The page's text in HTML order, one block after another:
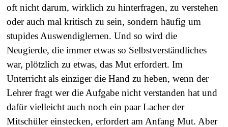
oft nicht darum, wirklich zu hinterfragen, zu verstehen
oder auch mal kritisch zu sein, sondern häufig um
stupides Auswendiglernen. Und so wird die
Neugierde, die immer etwas so Selbstverständliches
war, plötzlich zu etwas, das Mut erfordert. Im
Unterricht als einziger die Hand zu heben, wenn der
Lehrer fragt wer die Aufgabe nicht verstanden hat und
dafür vielleicht auch noch ein paar Lacher der
Mitschüler einstecken, erfordert am Anfang Mut. Aber